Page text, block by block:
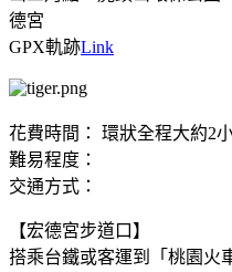
德宮
GPX軌跡Link
花費時間： 環狀全程大約2
難易程度：
交通方式：
【宏德宮步道口】
搭乘台鐵或客運到「桃園火